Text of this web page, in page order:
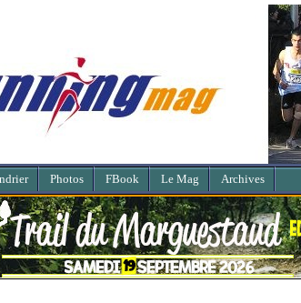
Photos FBook Le Mag Archives